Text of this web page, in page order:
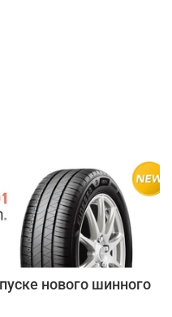
нового шинного